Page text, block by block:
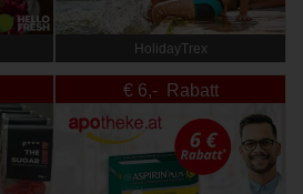
HolidayTrex
€ 6,- Rabatt